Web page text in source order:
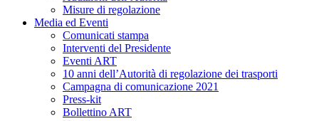
Misure di regolazione
Media ed Eventi
Comunicati stampa
Interventi del Presidente
Eventi ART
10 anni dell’Autorità di regolazione dei trasporti
Campagna di comunicazione 2021
Press-kit
Bollettino ART